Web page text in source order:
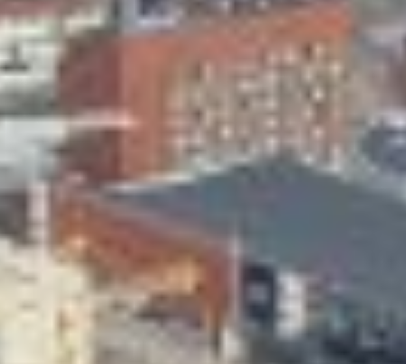
Skeittihalli
Varhaiskasvatus
Ateria- ja välipalamaksut
Mämminiemi
Taideapteekki
Kirjasto